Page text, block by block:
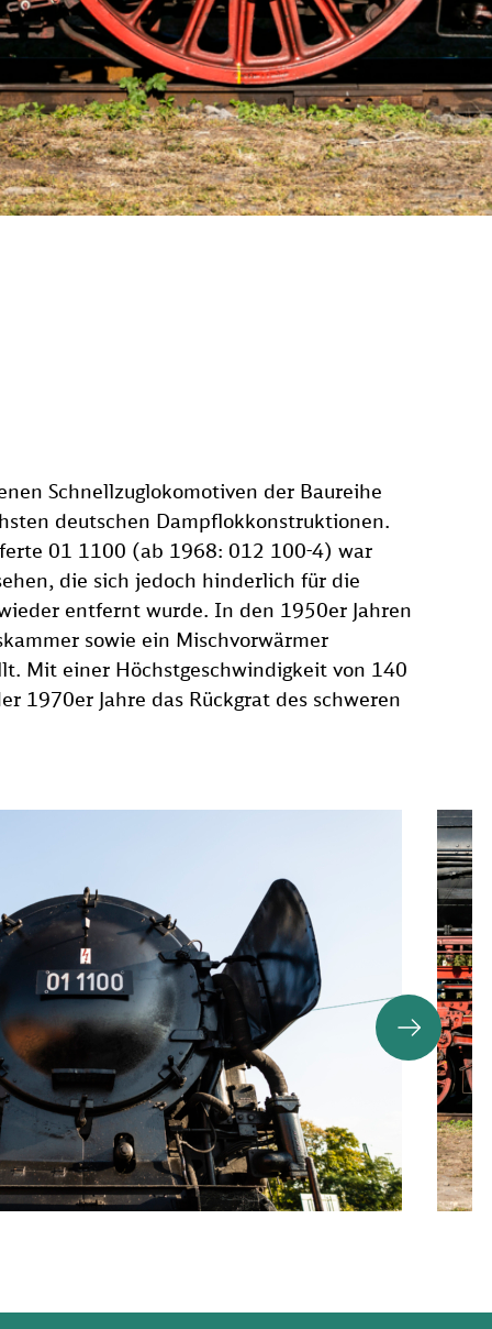
Schnellzuglokomotiven der Baureihe
deutschen Dampflokkonstruktionen.
01 1100 (ab 1968: 012 100-4) war
die sich jedoch hinderlich für die
entfernt wurde. In den 1950er Jahren
sowie ein Mischvorwärmer
Mit einer Höchstgeschwindigkeit von 140
1970er Jahre das Rückgrat des schweren